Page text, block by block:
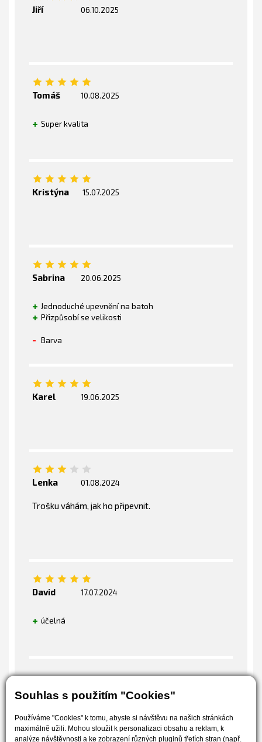
Souhlas s použitím "Cookies"
Používáme "Cookies" k tomu, abyste si návštěvu na našich stránkách
maximálně užili. Mohou sloužit k personalizaci obsahu a reklam, k
analýze návštěvnosti a ke zobrazení různých pluginů třetích stran (např.
Jiří 06.10.2025
Tomáš 10.08.2025
Super kvalita
Kristýna 15.07.2025
Sabrina 20.06.2025
Jednoduché upevnění na batoh
Přizpůsobí se velikosti
Barva
Karel 19.06.2025
Lenka 01.08.2024
Trošku váhám, jak ho připevnit.
David 17.07.2024
účelná
Obchodní podmínky Doprava a platba